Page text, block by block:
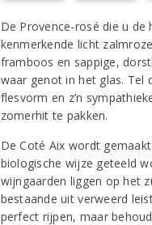
De Provence-rosé die u de
kenmerkende licht
framboos en sappige,
waar genot in het glas. Tel
flesvorm en z’n
zomerhit te pakken.
De Coté Aix wordt
biologische wijze geteeld
wijngaarden liggen op het
bestaande uit verweerd
perfect rijpen, maar